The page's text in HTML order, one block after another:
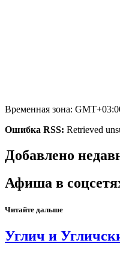
Временная зона:
Ошибка RSS: Retrieved
Добавлено
Афиша в
Читайте дальше
Углич и